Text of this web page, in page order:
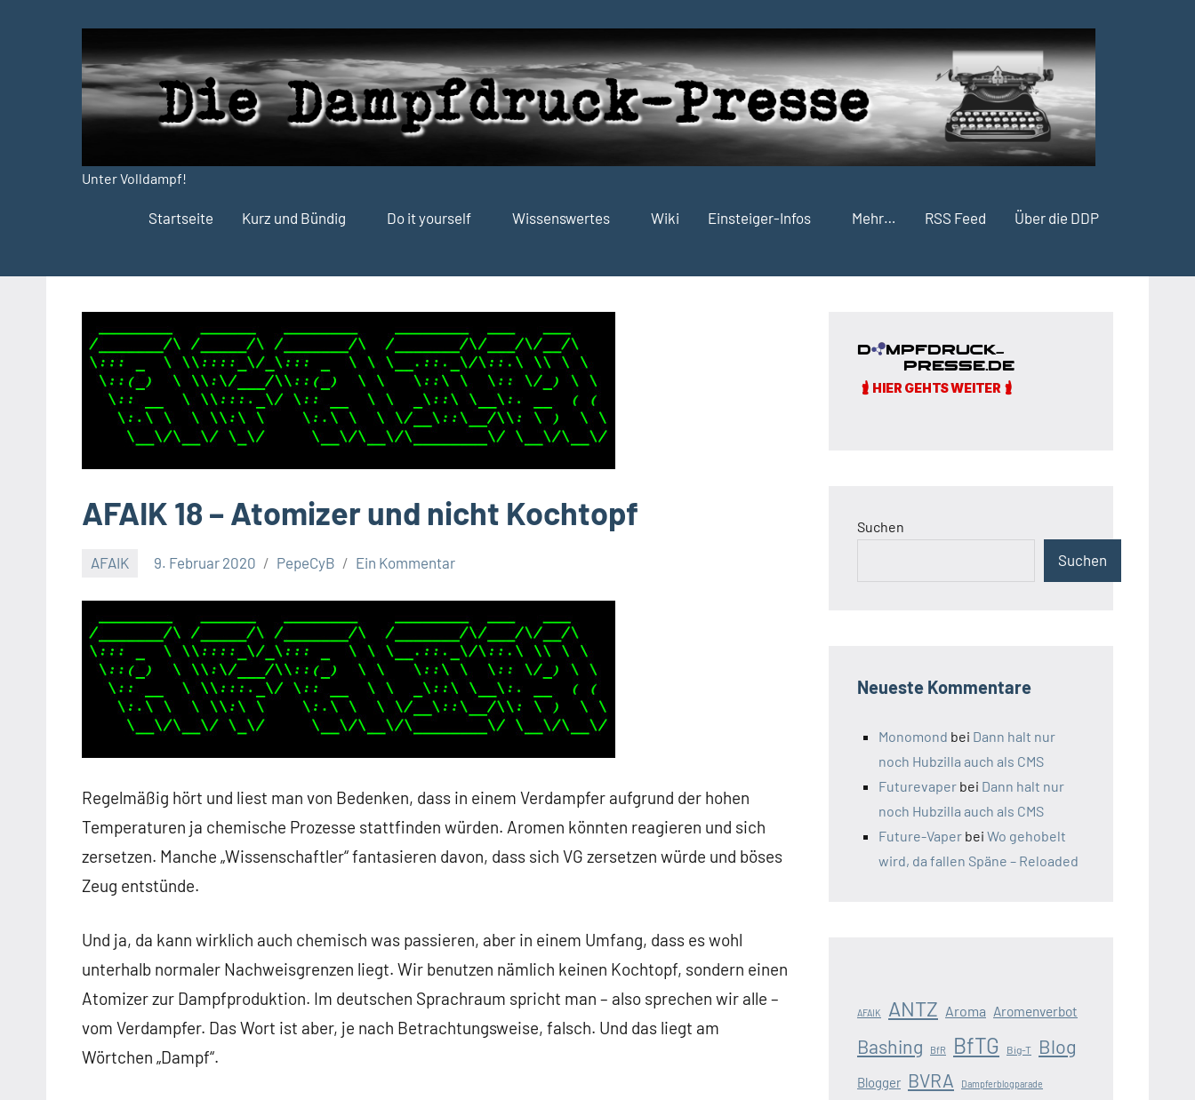
Presse
Unter Volldampf!
Startseite Kurz und Bündig Do it yourself Wissenswertes Wiki Einsteiger-Infos Mehr… RSS Feed Über die DDP
AFAIK 18 – Atomizer und nicht Kochtopf
AFAIK 9. Februar 2020 PepeCyB Ein Kommentar
Regelmäßig hört und liest man von Bedenken, dass in einem Verdampfer aufgrund der hohen
Temperaturen ja chemische Prozesse stattfinden würden. Aromen könnten reagieren und sich
zersetzen. Manche „Wissenschaftler“ fantasieren davon, dass sich VG zersetzen würde und böses
Zeug entstünde.
Und ja, da kann wirklich auch chemisch was passieren, aber in einem Umfang, dass es wohl
unterhalb normaler Nachweisgrenzen liegt. Wir benutzen nämlich keinen Kochtopf, sondern einen
Atomizer zur Dampfproduktion. Im deutschen Sprachraum spricht man – also sprechen wir alle –
vom Verdampfer. Das Wort ist aber, je nach Betrachtungsweise, falsch. Und das liegt am
Wörtchen „Dampf“.
Suchen
Suchen
Neueste Kommentare
Monomond bei Dann halt nur
noch Hubzilla auch als CMS
Futurevaper bei Dann halt nur
noch Hubzilla auch als CMS
Future-Vaper bei Wo gehobelt
wird, da fallen Späne – Reloaded
AFAIK ANTZ Aroma Aromenverbot
Bashing BfR BfTG Big-T Blog
Blogger BVRA Dampferblogparade